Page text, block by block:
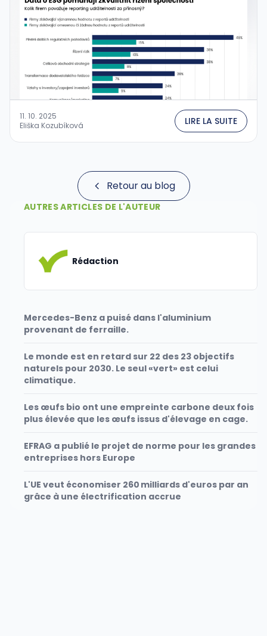
11. 10. 2025
Eliška Kozubíková
LIRE LA SUITE
Retour au blog
AUTRES ARTICLES DE L'AUTEUR
Rédaction
Mercedes-Benz a puisé dans l'aluminium
provenant de ferraille.
Le monde est en retard sur 22 des 23 objectifs
naturels pour 2030. Le seul «vert» est celui
climatique.
Les œufs bio ont une empreinte carbone deux fois
plus élevée que les œufs issus d'élevage en cage.
EFRAG a publié le projet de norme pour les grandes
entreprises hors Europe
L'UE veut économiser 260 milliards d'euros par an
grâce à une électrification accrue